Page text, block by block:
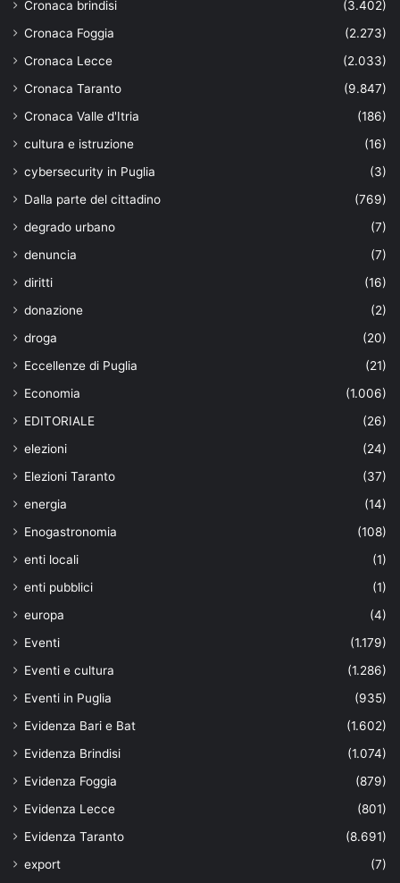
Cronaca brindisi
(3.402)
Cronaca Foggia
(2.273)
Cronaca Lecce
(2.033)
Cronaca Taranto
(9.847)
Cronaca Valle d'Itria
(186)
cultura e istruzione
(16)
cybersecurity in Puglia
(3)
Dalla parte del cittadino
(769)
degrado urbano
(7)
denuncia
(7)
diritti
(16)
donazione
(2)
droga
(20)
Eccellenze di Puglia
(21)
Economia
(1.006)
EDITORIALE
(26)
elezioni
(24)
Elezioni Taranto
(37)
energia
(14)
Enogastronomia
(108)
enti locali
(1)
enti pubblici
(1)
europa
(4)
Eventi
(1.179)
Eventi e cultura
(1.286)
Eventi in Puglia
(935)
Evidenza Bari e Bat
(1.602)
Evidenza Brindisi
(1.074)
Evidenza Foggia
(879)
Evidenza Lecce
(801)
Evidenza Taranto
(8.691)
export
(7)